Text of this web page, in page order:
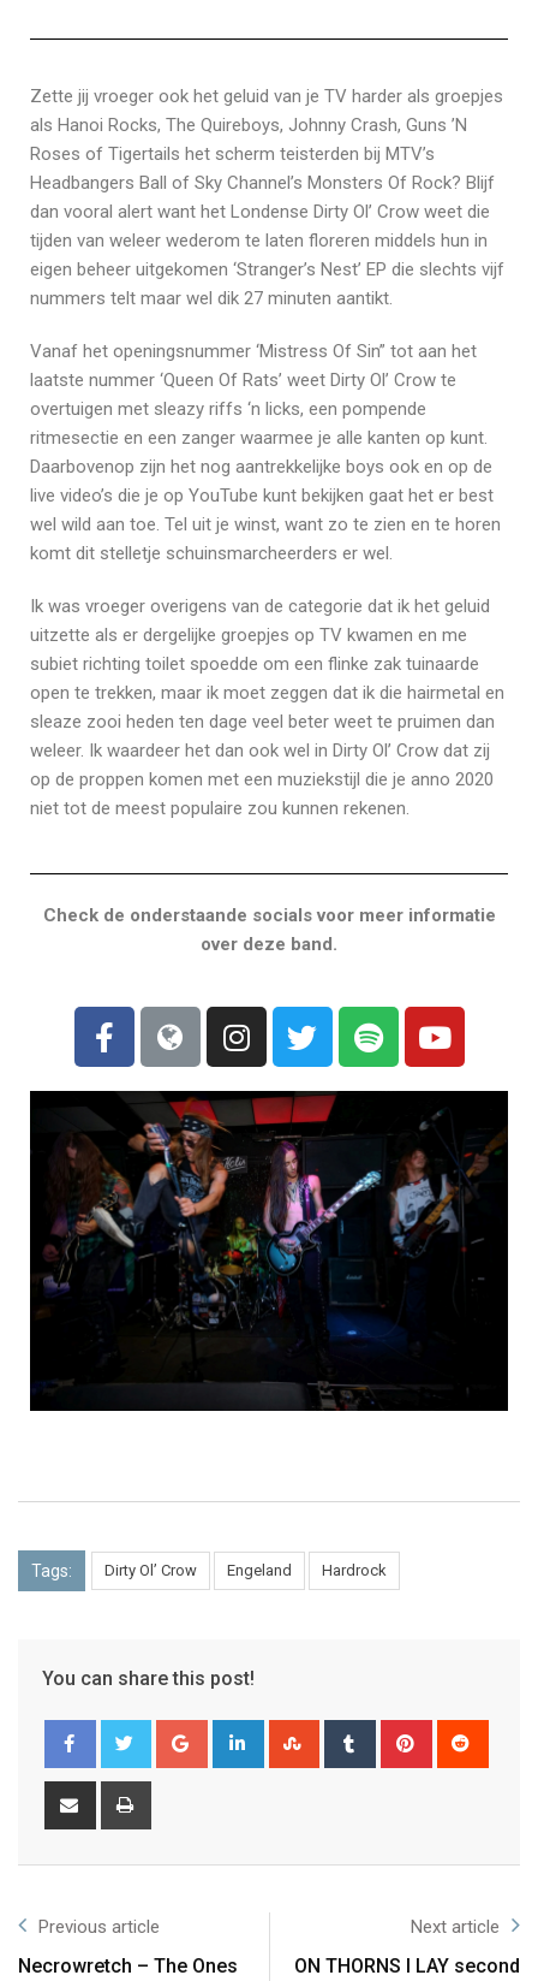
Zette jij vroeger ook het geluid van je TV harder als groepjes
als Hanoi Rocks, The Quireboys, Johnny Crash, Guns ’N
Roses of Tigertails het scherm teisterden bij MTV’s
Headbangers Ball of Sky Channel’s Monsters Of Rock? Blijf
dan vooral alert want het Londense Dirty Ol’ Crow weet die
tijden van weleer wederom te laten floreren middels hun in
eigen beheer uitgekomen ‘Stranger’s Nest’ EP die slechts vijf
nummers telt maar wel dik 27 minuten aantikt.
Vanaf het openingsnummer ‘Mistress Of Sin” tot aan het
laatste nummer ‘Queen Of Rats’ weet Dirty Ol’ Crow te
overtuigen met sleazy riffs ‘n licks, een pompende
ritmesectie en een zanger waarmee je alle kanten op kunt.
Daarbovenop zijn het nog aantrekkelijke boys ook en op de
live video’s die je op YouTube kunt bekijken gaat het er best
wel wild aan toe. Tel uit je winst, want zo te zien en te horen
komt dit stelletje schuinsmarcheerders er wel.
Ik was vroeger overigens van de categorie dat ik het geluid
uitzette als er dergelijke groepjes op TV kwamen en me
subiet richting toilet spoedde om een flinke zak tuinaarde
open te trekken, maar ik moet zeggen dat ik die hairmetal en
sleaze zooi heden ten dage veel beter weet te pruimen dan
weleer. Ik waardeer het dan ook wel in Dirty Ol’ Crow dat zij
op de proppen komen met een muziekstijl die je anno 2020
niet tot de meest populaire zou kunnen rekenen.
Check de onderstaande socials voor meer informatie
over deze band.
Tags: Dirty Ol’ Crow Engeland Hardrock
You can share this post!
Previous article
Necrowretch – The Ones
Next article
ON THORNS I LAY second